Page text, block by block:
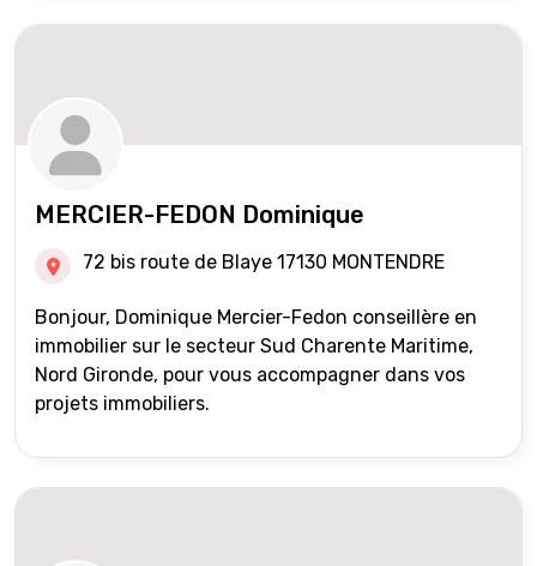
MERCIER-FEDON Dominique
72 bis route de Blaye 17130 MONTENDRE
Bonjour, Dominique Mercier-Fedon conseillère en
immobilier sur le secteur Sud Charente Maritime,
Nord Gironde, pour vous accompagner dans vos
projets immobiliers.